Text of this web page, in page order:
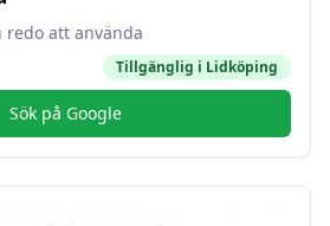
att använda
Tillgänglig i Lidköping
Sök på Google